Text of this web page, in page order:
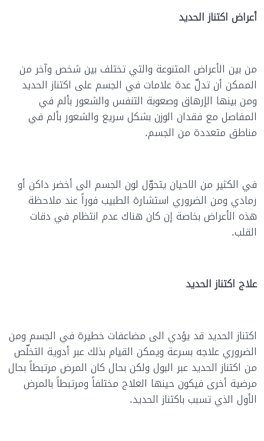
أعراض اكتناز الحديد
من بين الأعراض المتنوعة والتي تختلف بين شخص وآخر من
الممكن أن تدلّ عدة علامات في الجسم على اكتناز الحديد
ومن بينها الإرهاق وصعوبة التنفس والشعور بألم في
المفاصل مع فقدان الوزن بشكل سريع والشعور بألم في
مناطق متعددة من الجسم.
في الكثير من الاحيان يتحوّل لون الجسم الى أخضر داكن أو
رمادي ومن الضروري استشارة الطبيب فوراً عند ملاحظة
هذه الأعراض بخاصة إن كان هناك عدم انتظام في دقات
القلب.
علاج اكتناز الحديد
اكتناز الحديد قد يؤدي الى مضاعفات خطيرة في الجسم ومن
الضروري علاجه بسرعة ويمكن القيام بذلك عبر أدوية التخلّص
من اكتناز الحديد عبر البول ولكن بحال كان المرض مرتبطاً بحال
مرضية أخرى فيكون حينها العلاج مختلفاً ومرتبطاً بالمرض
الأول الذي تسبب باكتناز الحديد.